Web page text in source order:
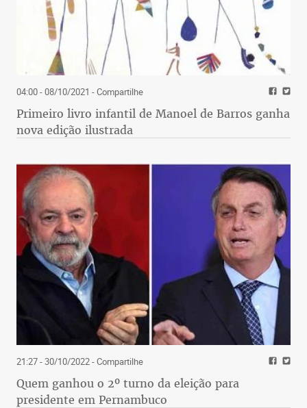
04:00 - 08/10/2021 - Compartilhe
Primeiro livro infantil de Manoel de Barros ganha
nova edição ilustrada
21:27 - 30/10/2022- Compartilhe
Quem ganhou o 2º turno da eleição para
presidente em Pernambuco